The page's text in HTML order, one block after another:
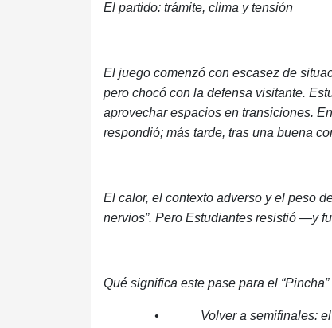
El partido: trámite, clima y tensión
El juego comenzó con escasez de
pero chocó con la defensa visitante.
aprovechar espacios en transiciones.
respondió; más tarde, tras una buena
El calor, el contexto adverso y el peso
nervios”. Pero Estudiantes resistió —y
Qué significa este pase para el “Pincha”
• Volver a semifinales: el